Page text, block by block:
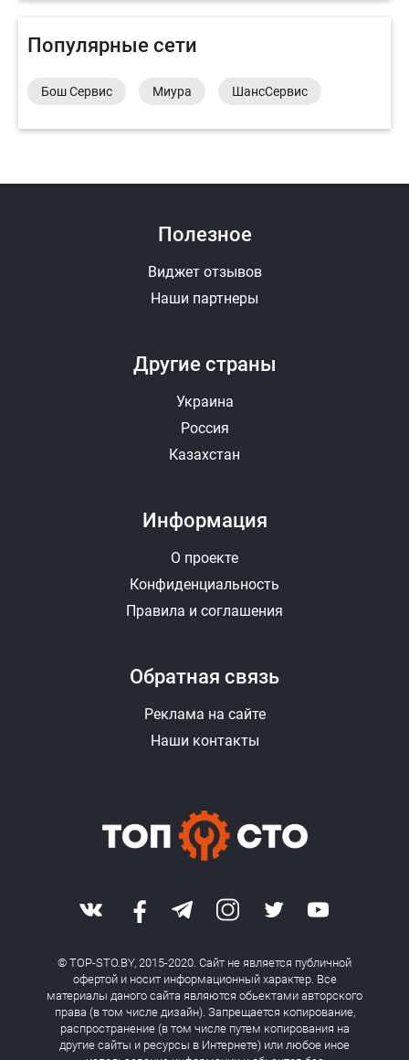
Популярные сети
Бош Сервис Миура ШансСервис
Другие страны
Украина
Россия
Казахстан
Полезное
Виджет отзывов
Наши партнеры
Информация
О проекте
Конфиденциальность
Правила и соглашения
Обратная связь
Реклама на сайте
Наши контакты
© TOP-STO.BY, 2015-2020. Сайт не является публичной
офертой и носит информационный характер. Все
материалы даного сайта являются обьектами авторского
права (в том числе дизайн). Запрещается копирование,
распространение (в том числе путем копирования на
другие сайты и ресурсы в Интернете) или любое иное